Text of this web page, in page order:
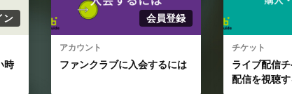
録
は
ユーザー
チケット
ライブ配信チケットを購入、
ライブ配信
ライブ配信